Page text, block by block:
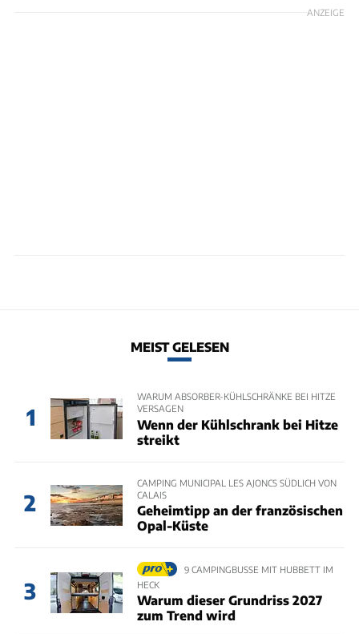
ANZEIGE
MEIST GELESEN
1
WARUM ABSORBER-KÜHLSCHRÄNKE BEI HITZE
VERSAGEN
Wenn der Kühlschrank bei Hitze
streikt
2
CAMPING MUNICIPAL LES AJONCS SÜDLICH VON
CALAIS
Geheimtipp an der französischen
Opal-Küste
3
9 CAMPINGBUSSE MIT HUBBETT IM
HECK
Warum dieser Grundriss 2027
zum Trend wird